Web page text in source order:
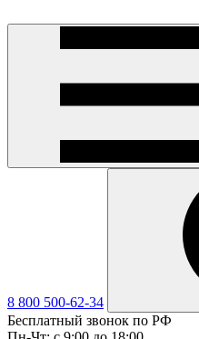
8 800 500-62-34
Бесплатный звонок по РФ